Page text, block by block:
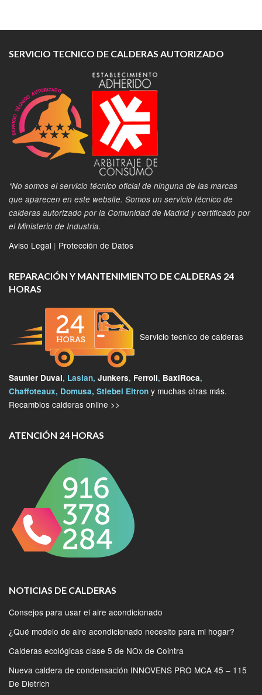
SERVICIO TECNICO DE CALDERAS AUTORIZADO
*No somos el servicio técnico oficial de ninguna de las marcas
que aparecen en este website. Somos un servicio técnico de
calderas autorizado por la Comunidad de Madrid y certificado por
el Ministerio de Industria.
Aviso Legal | Protección de Datos
REPARACIÓN Y MANTENIMIENTO DE CALDERAS 24
HORAS
Servicio tecnico de calderas
Saunier Duval, Lasian, Junkers, Ferroli, BaxiRoca,
Chaffoteaux, Domusa, Stiebel Eltron y muchas otras más.
Recambios calderas online >>
ATENCIÓN 24 HORAS
NOTICIAS DE CALDERAS
Consejos para usar el aire acondicionado
¿Qué modelo de aire acondicionado necesito para mi hogar?
Calderas ecológicas clase 5 de NOx de Cointra
Nueva caldera de condensación INNOVENS PRO MCA 45 – 115
De Dietrich